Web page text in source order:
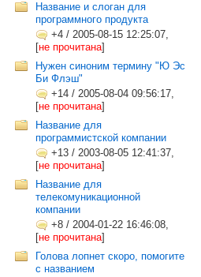
Название и слоган для
программного продукта
+4 / 2005-08-15 12:25:07,
[не прочитана]
Нужен синоним термину "Ю Эс
Би Флэш"
+14 / 2005-08-04 09:56:17,
[не прочитана]
Название для
программистской компании
+13 / 2003-08-05 12:41:37,
[не прочитана]
Название для
телекомуникационной
компании
+8 / 2004-01-22 16:46:08,
[не прочитана]
Голова лопнет скоро, помогите
с названием